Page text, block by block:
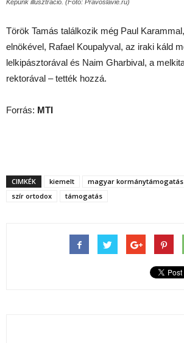
Képünk illusztráció. (Fotó: Pravoslavie.ru)
Török Tamás találkozik még Paul
elnökével, Rafael Koupalyval, az iraki káld
lelkipásztorával és Naim Gharbival, a
rektorával – tették hozzá.
Forrás: MTI
CIMKÉK kiemelt magyar kormánytámogatás
szír ortodox
támogatás